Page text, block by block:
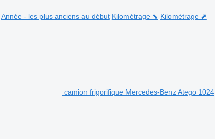
Année - les plus anciens au début Kilométrage ⬊ Kilométrage ⬈
camion frigorifique Mercedes-Benz Atego 1024